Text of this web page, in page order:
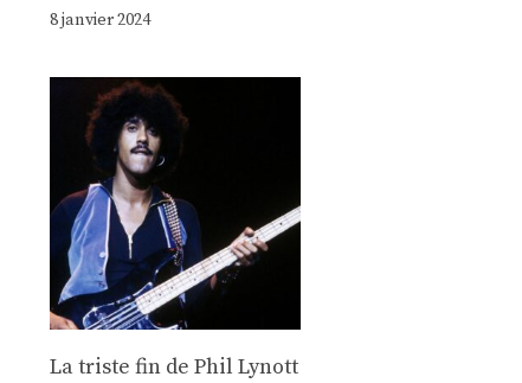
8 janvier 2024
La triste fin de Phil Lynott